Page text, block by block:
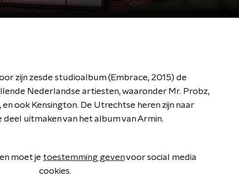
zijn zesde studioalbum (Embrace, 2015) de
Nederlandse artiesten, waaronder Mr. Probz,
ook Kensington. De Utrechtse heren zijn naar
uitmaken van het album van Armin.
moet je toestemming gevenvoor social media
cookies.